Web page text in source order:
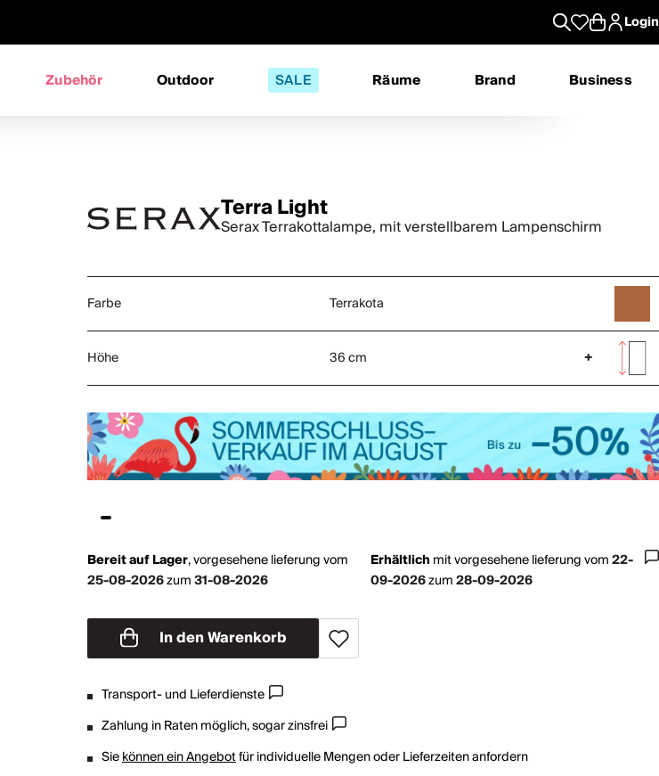
Login
Zubehör Outdoor SALE Räume Brand Business
Terra Light
Serax Terrakottalampe, mit verstellbarem Lampenschirm
Farbe Terrakota
Höhe 36 cm +
Bereit auf Lager,vorgesehene lieferung vom
25-08-2026zum31-08-2026
Erhältlich mitvorgesehene lieferung vom22-
09-2026zum28-09-2026
In den Warenkorb
Transport- und Lieferdienste
Zahlung in Raten möglich, sogar zinsfrei
Siekönnen ein Angebotfür individuelle Mengen oder Lieferzeiten anfordern